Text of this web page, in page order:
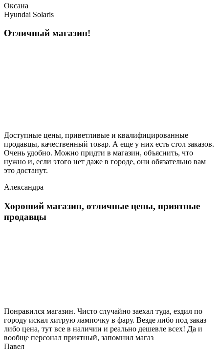
Оксана
Hyundai Solaris
Отличный магазин!
Доступные цены, приветливые и квалифицированные
продавцы, качественный товар. А еще у них есть стол заказов.
Очень удобно. Можно придти в магазин, объяснить, что
нужно и, если этого нет даже в городе, они обязательно вам
это достанут.
Александра
Хороший магазин, отличные цены, приятные
продавцы
Понравился магазин. Чисто случайно заехал туда, ездил по
городу искал хитрую лампочку в фару. Везде либо под заказ
либо цена, тут все в наличии и реально дешевле всех! Да и
вообще персонал приятный, запомнил магаз
Павел